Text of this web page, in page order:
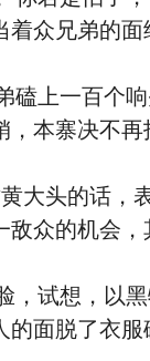
着众兄弟的面
上一百个响
，本寨决不再
大头的话，
敌众的机会，
试想，以黑
的面脱了衣服